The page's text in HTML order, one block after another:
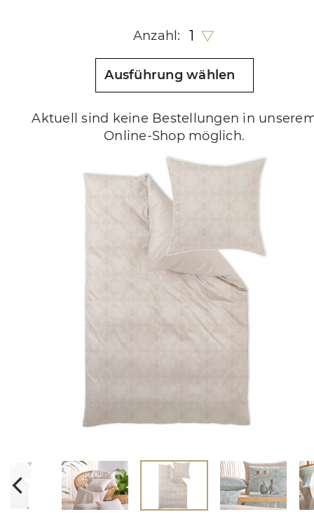
Anzahl: 1
Ausführung wählen
Aktuell sind keine Bestellungen in
Online-Shop möglich.